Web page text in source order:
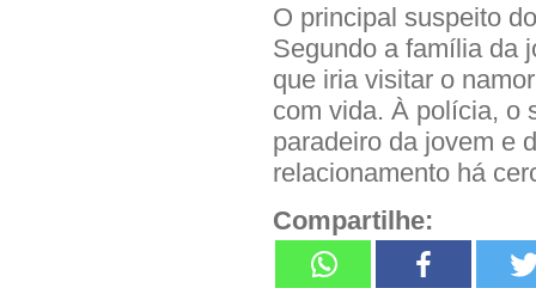
O principal suspeito
Segundo a família da
que iria visitar o
com vida. À polícia, o
paradeiro da jovem e
relacionamento há
Compartilhe: